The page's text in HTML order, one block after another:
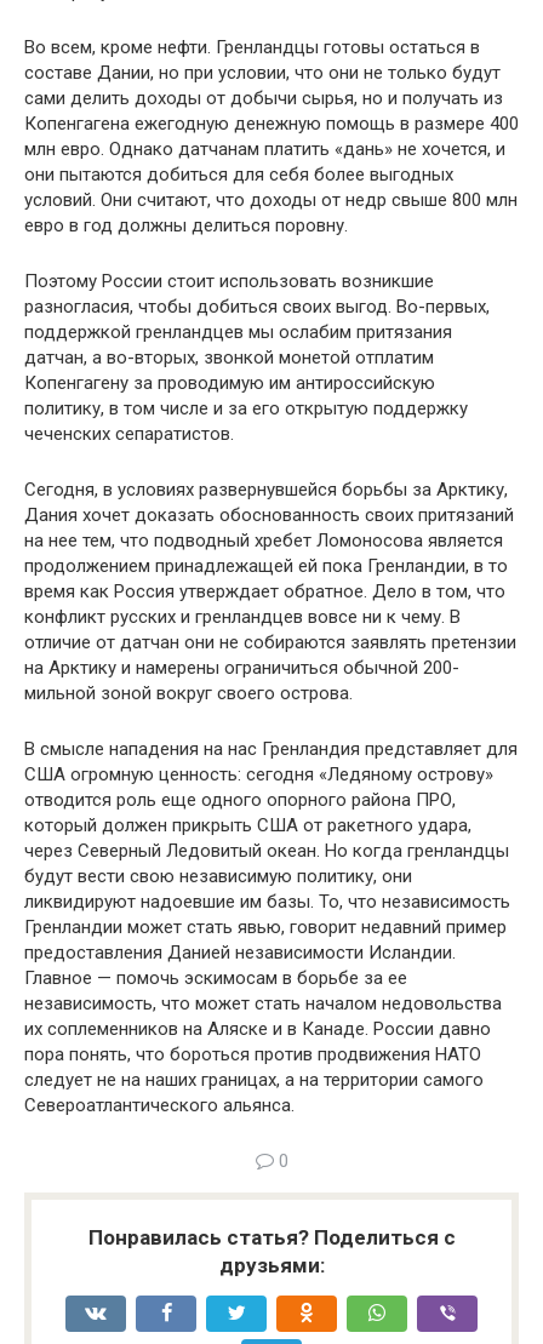
Во всем, кроме нефти. Гренландцы готовы остаться в
составе Дании, но при условии, что они не только будут
сами делить доходы от до­бычи сырья, но и получать из
Копенгагена еже­годную денежную помощь в размере 400
млн ев­ро. Однако датчанам платить «дань» не хочется, и
они пытаются добиться для себя более выгодных
условий. Они считают, что доходы от недр свыше 800 млн
евро в год должны делиться по­ровну.
Поэтому России стоит использовать воз­никшие
разногласия, чтобы добиться своих вы­год. Во-первых,
поддержкой гренландцев мы ослабим притязания
датчан, а во-вторых, звон­кой монетой отплатим
Копенгагену за проводи­мую им антироссийскую
политику, в том числе и за его открытую поддержку
чеченских сепара­тистов.
Сегодня, в условиях развернувшейся борьбы за Арктику,
Дания хочет доказать обоснован­ность своих притязаний
на нее тем, что подвод­ный хребет Ломоносова является
продолжением принадлежащей ей пока Гренландии, в то
время как Россия утверждает обратное. Дело в том, что
конфликт русских и гренландцев вовсе ни к че­му. В
отличие от датчан они не собираются за­являть претензии
на Арктику и намерены огра­ничиться обычной 200-
мильной зоной вокруг своего острова.
В смысле нападения на нас Гренландия представляет для
США огромную ценность: се­годня «Ледяному острову»
отводится роль еще одного опорного района ПРО,
который должен прикрыть США от ракетного удара,
через Се­верный Ледовитый океан. Но когда гренландцы
будут вести свою независимую политику, они
ликвидируют надоевшие им базы. То, что неза­висимость
Гренландии может стать явью, гово­рит недавний пример
предоставления Данией независимости Исландии.
Главное — помочь эс­кимосам в борьбе за ее
независимость, что мо­жет стать началом недовольства
их соплеменни­ков на Аляске и в Канаде. России давно
пора понять, что бороться против продвижения НАТО
следует не на наших границах, а на тер­ритории самого
Североатлантического альянса.
0
Понравилась статья? Поделиться с
друзьями: